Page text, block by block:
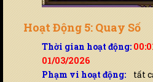
Hoạt Động 5: Quay Số
Thời gian hoạt động:
01/03/2026
Phạm vi hoạt động: tất